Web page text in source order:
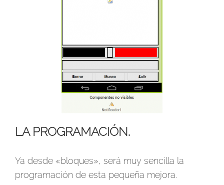
LA PROGRAMACIÓN.
Ya desde «bloques», será muy sencilla la
programación de esta pequeña mejora.